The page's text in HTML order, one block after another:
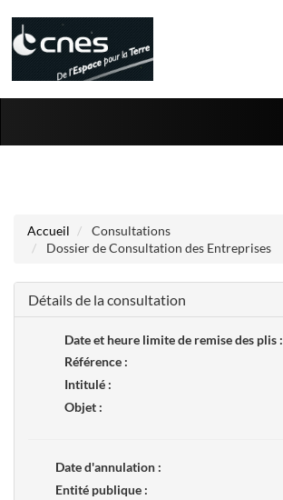
Accueil
Consultations
Dossier de Consultation des Entreprises
Détails de la consultation
Date et heure limite de remise des plis :
Référence :
Intitulé :
Objet :
Date d'annulation :
Entité publique :